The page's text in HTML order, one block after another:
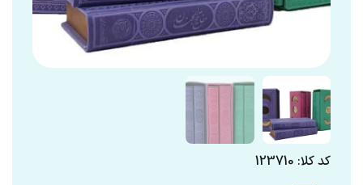
کد کلا: 123710